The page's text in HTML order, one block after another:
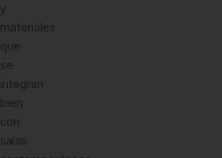
y
materiales
que
se
integran
bien
con
salas